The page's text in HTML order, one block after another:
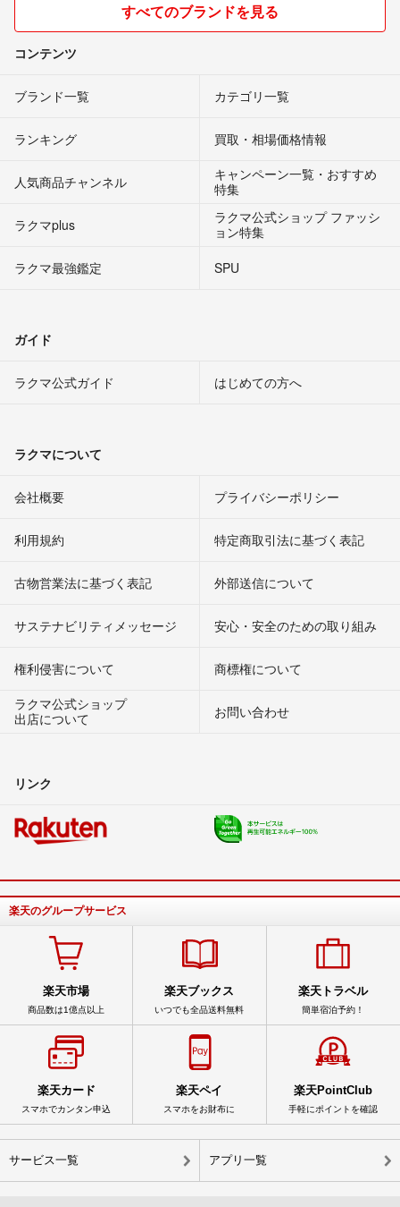
すべてのブランドを見る
コンテンツ
ブランド一覧 カテゴリ一覧
ランキング 買取・相場価格情報
人気商品チャンネル
キャンペーン一覧・おすすめ
特集
ラクマplus
ラクマ公式ショップ ファッシ
ョン特集
ラクマ最強鑑定
SPU
ガイド
ラクマ公式ガイド はじめての方へ
ラクマについて
会社概要 プライバシーポリシー
利用規約 特定商取引法に基づく表記
古物営業法に基づく表記 外部送信について
サステナビリティメッセージ 安心・安全のための取り組み
権利侵害について
商標権について
ラクマ公式ショップ
出店について
お問い合わせ
リンク
楽天のグループサービス
楽天市場
商品数は1億点以上
楽天ブックス
いつでも全品送料無料
楽天トラベル
簡単宿泊予約！
楽天カード
スマホでカンタン申込
楽天ペイ
スマホをお財布に
楽天PointClub
手軽にポイントを確認
サービス一覧 アプリ一覧